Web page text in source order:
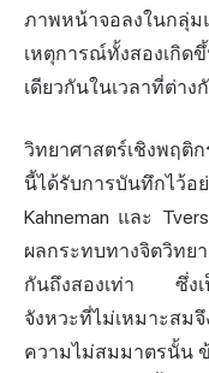
ภาพหน้าจอลงในกลุ่ม
เหตุการณ์ทั้งสองเ
เดียวกันในเวลาที่ต่าง
วิทยาศาสตร์เชิงพฤติ
นี้ได้รับการบันทึกไว้
Kahneman และ
ผลกระทบทางจิตวิทย
กันถึงสองเท่า ซึ่งเป็
จังหวะที่ไม่เหมาะสม
ความไม่สมมาตรนั้น ข้